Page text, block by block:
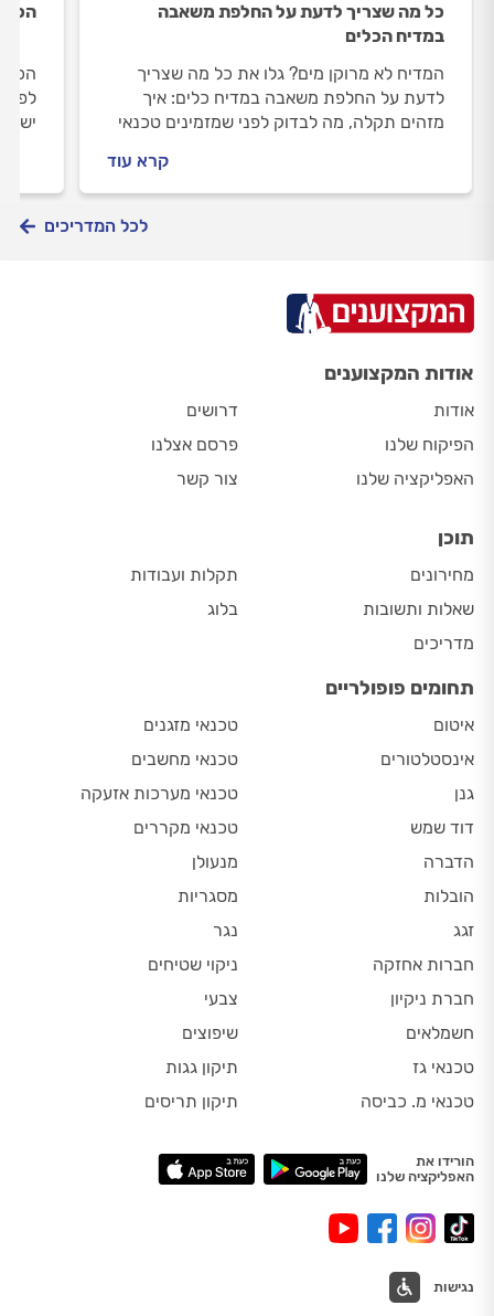
כל מה שצריך לדעת על החלפת משאבה
במדיח הכלים
המדיח לא מרוקן מים? גלו את כל מה שצריך
לדעת על החלפת משאבה במדיח כלים: איך
מזהים תקלה, מה לבדוק לפני שמזמינים טכנאי
קרא עוד
יש
של
לכל המדריכים
אודות המקצוענים
אודות
הפיקוח שלנו
האפליקציה שלנו
דרושים
פרסם אצלנו
צור קשר
תוכן
מחירונים
שאלות ותשובות
מדריכים
תקלות ועבודות
בלוג
תחומים פופולריים
איטום
אינסטלטורים
גנן
דוד שמש
הדברה
הובלות
זגג
חברות אחזקה
חברת ניקיון
חשמלאים
טכנאי גז
טכנאי מ. כביסה
טכנאי מזגנים
טכנאי מחשבים
טכנאי מערכות אזעקה
טכנאי מקררים
מנעולן
מסגריות
נגר
ניקוי שטיחים
צבעי
שיפוצים
תיקון גגות
תיקון תריסים
הורידו את
האפליקציה שלנו
נגישות